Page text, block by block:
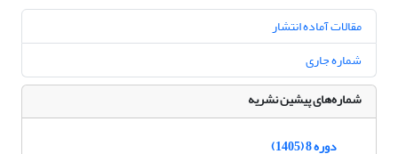
مقالات آماده انتشار
شماره جاری
شماره‌های پیشین نشریه
دوره 8 (1405)